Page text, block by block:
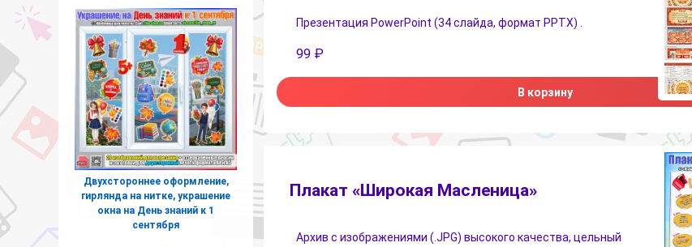
Презентация PowerPoint (34 слайда, формат PPTX) .
99 ₽
В корзину
Плакат «Широкая Масленица»
Архив с изображениями (.JPG) высокого качества, цельный
Двухстороннее оформление,
гирлянда на нитке, украшение
окна на День знаний к 1
сентября